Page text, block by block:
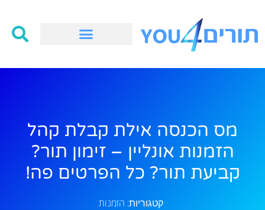
מס הכנסה אילת קבלת קהל
הזמנות אונליין – זימון תור?
קביעת תור? כל הפרטים פה!
קטגוריות: הזמנות